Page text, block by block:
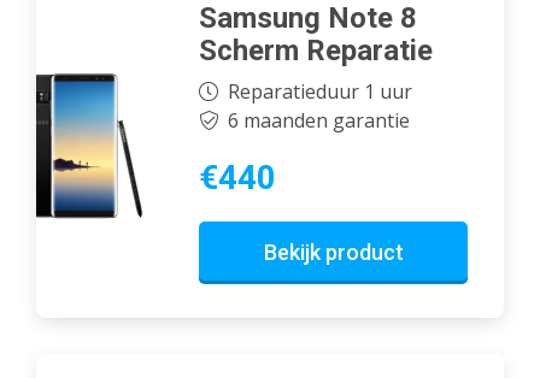
Samsung Note 8
Scherm Reparatie
Reparatieduur 1 uur
6 maanden garantie
€440
Bekijk product